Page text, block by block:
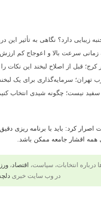
زیبایی دارد؟ نگاهی به تأثیر
سرعت بالا و اعوجاج کم ارزش
کرج؛ قبل از اصلاح لبخند این نکات را
تهران؛ سرمایه‌گذاری برای یک لبخند
نیست؛ چگونه شیدی انتخاب
کرد: باید با برنامه ریزی
همه اقشار جامعه ممکن باشد.
درباره انتخابات، سیاست، اقتصاد،
در وب سایت خبری